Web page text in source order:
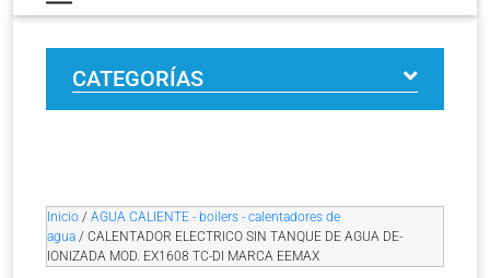
CATEGORÍAS
Inicio / AGUA CALIENTE - boilers - calentadores de
agua / CALENTADOR ELECTRICO SIN TANQUE DE AGUA DE-
IONIZADA MOD. EX1608 TC-DI MARCA EEMAX